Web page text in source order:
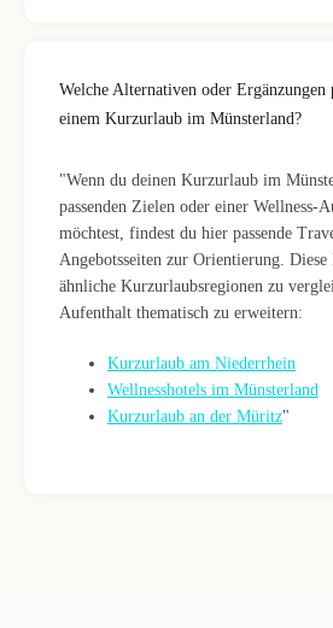
Welche Alternativen oder Ergänzungen
einem Kurzurlaub im Münsterland?
"Wenn du deinen Kurzurlaub im
passenden Zielen oder einer Wellness-
möchtest, findest du hier passende
Angebotsseiten zur Orientierung.
ähnliche Kurzurlaubsregionen zu
Aufenthalt thematisch zu erweitern:
Kurzurlaub am Niederrhein
Wellnesshotels im Münsterland
Kurzurlaub an der Müritz"